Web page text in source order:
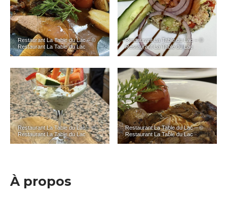
Restaurant La Table du Lac – ©
Restaurant La Table du Lac
Restaurant La Table du Lac – ©
Restaurant La Table du Lac
Restaurant La Table du Lac – ©
Restaurant La Table du Lac
Restaurant La Table du Lac – ©
Restaurant La Table du Lac
À propos